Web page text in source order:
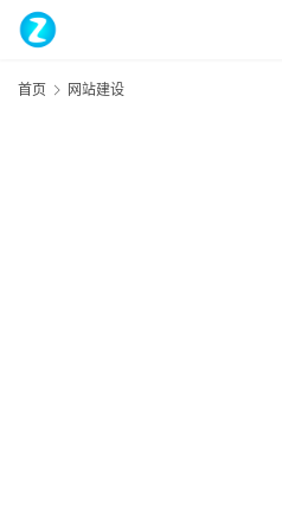
首页 网站建设